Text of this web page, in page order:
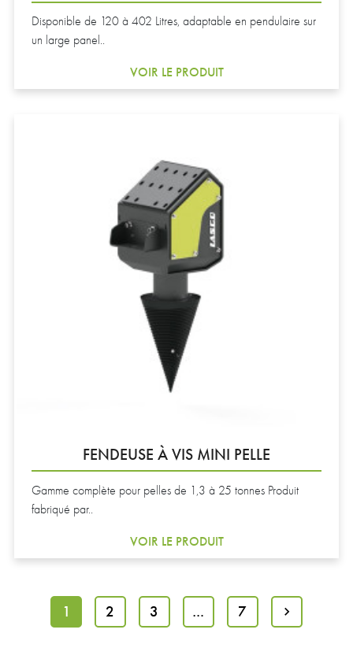
Disponible de 120 à 402 Litres, adaptable en pendulaire sur
un large panel..
VOIR LE PRODUIT
FENDEUSE À VIS MINI PELLE
Gamme complète pour pelles de 1,3 à 25 tonnes Produit
fabriqué par..
VOIR LE PRODUIT
1 2 3 … 7 Suivant
